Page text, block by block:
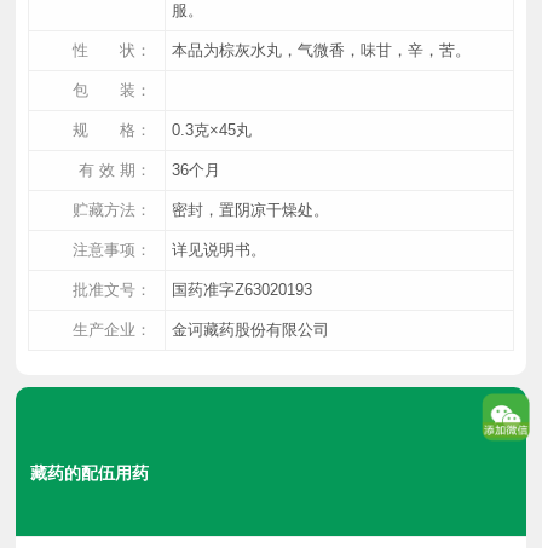
服。
性 状： 本品为棕灰水丸，气微香，味甘，辛，苦。
包 装：
规 格： 0.3克×45丸
有 效 期： 36个月
贮藏方法： 密封，置阴凉干燥处。
注意事项： 详见说明书。
批准文号： 国药准字Z63020193
生产企业： 金诃藏药股份有限公司
藏药的配伍用药